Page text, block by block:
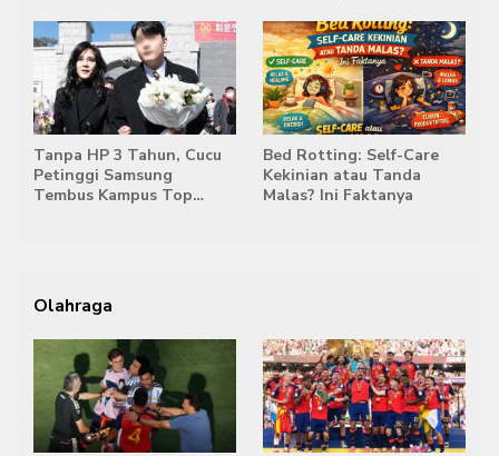
Tanpa HP 3 Tahun, Cucu
Petinggi Samsung
Tembus Kampus Top
Bed Rotting: Self-Care
Kekinian atau Tanda
Malas? Ini Faktanya
Olahraga